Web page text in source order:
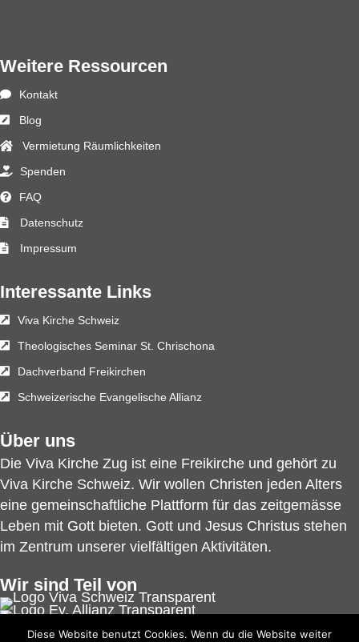
Weitere Ressourcen
Kontakt
Blog
Vermietung Räumlichkeiten
Spenden
FAQ
Datenschutz
Impressum
Interessante Links
Viva Kirche Schweiz
Theologisches Seminar St. Chrischona
Dachverband Freikirchen
Schweizerische Evangelische Allianz
Über uns
Die Viva Kirche Zug ist eine Freikirche und gehört zu
Viva Kirche Schweiz. Wir wollen Christen jeden Alters
eine gemeinschaftliche Plattform für das zeitgemässe
Leben mit Gott bieten. Gott und Jesus Christus stehen
im Zentrum unserer vielfältigen Aktivitäten.
Wir sind Teil von
Diese Website benutzt Cookies. Wenn du die Website weiter